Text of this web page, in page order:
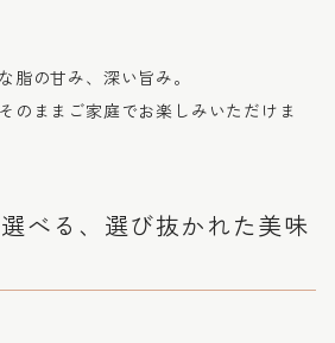
脂の甘み、深い旨み。
のままご家庭でお楽しみいただけま
べる、選び抜かれた美味